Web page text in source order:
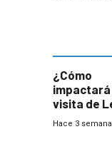
¿Cómo
impactará
visita de
XIV a
Hace 3